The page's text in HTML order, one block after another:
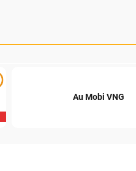
Au Mobi VNG